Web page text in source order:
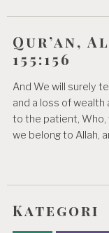
Qur’an,
155:156
And We will surely
and a loss of
to the patient, Who,
we belong to Allah,
Kategori